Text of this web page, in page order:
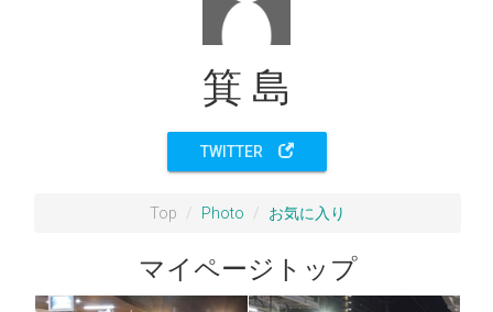
箕 島
TWITTER
Top Photo お気に入り
マイページトップ